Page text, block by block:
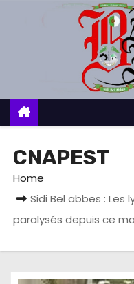
c
CNAPEST
Home
Sidi Bel abbes :
paralysés depuis ce